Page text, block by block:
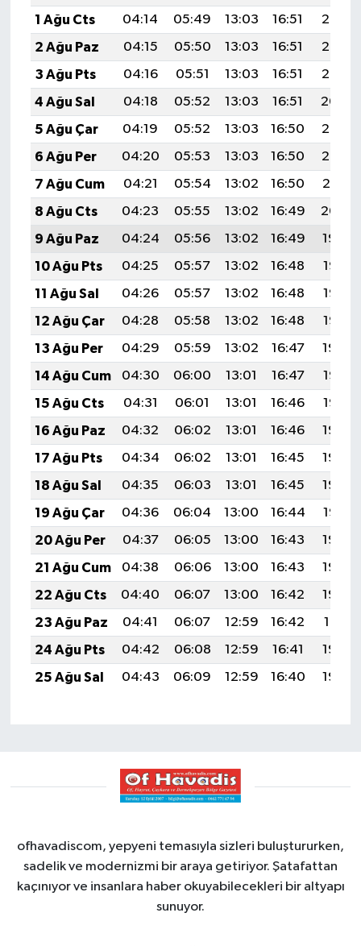
1 Ağu Cts
04:14 05:49 13:03 16:51
20:07
2 Ağu Paz
04:15 05:50 13:03 16:51
20:06
3 Ağu Pts
04:16 05:51 13:03 16:51
20:05
4 Ağu Sal
04:18 05:52 13:03 16:51
20:04
5 Ağu Çar
04:19 05:52 13:03 16:50
20:03
6 Ağu Per
04:20 05:53 13:03 16:50
20:02
7 Ağu Cum
04:21 05:54 13:02 16:50
20:01
8 Ağu Cts
04:23 05:55 13:02 16:49
20:00
9 Ağu Paz
04:24 05:56 13:02 16:49
19:59
10 Ağu Pts
04:25 05:57 13:02 16:48
19:58
11 Ağu Sal
04:26 05:57 13:02 16:48
19:56
12 Ağu Çar
04:28 05:58 13:02 16:48
19:55
13 Ağu Per
04:29 05:59 13:02 16:47
19:54
14 Ağu Cum
04:30 06:00 13:01 16:47
19:53
15 Ağu Cts
04:31 06:01 13:01 16:46
19:52
16 Ağu Paz
04:32 06:02 13:01 16:46
19:50
17 Ağu Pts
04:34 06:02 13:01 16:45
19:49
18 Ağu Sal
04:35 06:03 13:01 16:45
19:48
19 Ağu Çar
04:36 06:04 13:00 16:44
19:47
20 Ağu Per
04:37 06:05 13:00 16:43
19:45
21 Ağu Cum
04:38 06:06 13:00 16:43
19:44
22 Ağu Cts
04:40 06:07 13:00 16:42
19:43
23 Ağu Paz
04:41 06:07 12:59 16:42
19:41
24 Ağu Pts
04:42 06:08 12:59 16:41
19:40
25 Ağu Sal
04:43 06:09 12:59 16:40 19:39
ofhavadiscom, yepyeni temasıyla sizleri buluştururken,
sadelik ve modernizmi bir araya getiriyor. Şatafattan
kaçınıyor ve insanlara haber okuyabilecekleri bir altyapı
sunuyor.